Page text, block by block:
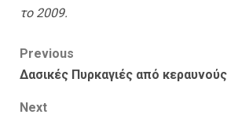
το 2009.
Post
navigation
Previous
Δασικές Πυρκαγιές από κεραυνούς
Next